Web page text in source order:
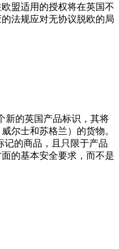
盟适用的授权将在英国不
法规应对无协议脱欧的局
新的英国产品标识，其将
尔士和苏格兰）的货物。
记的商品，且只限于产品
的基本安全要求，而不是